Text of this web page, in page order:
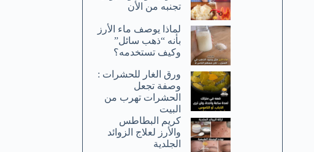
تجنبه من الأن
لماذا يوصف ماء الأرز
بأنه “ذهب سائل”
وكيف تستخدمه؟
ورق الغار للحشرات :
وصفة تجعل
الحشرات تهرب من
البيت
كريم البطاطس
والأرز لعلاج الزوائد
الجلدية